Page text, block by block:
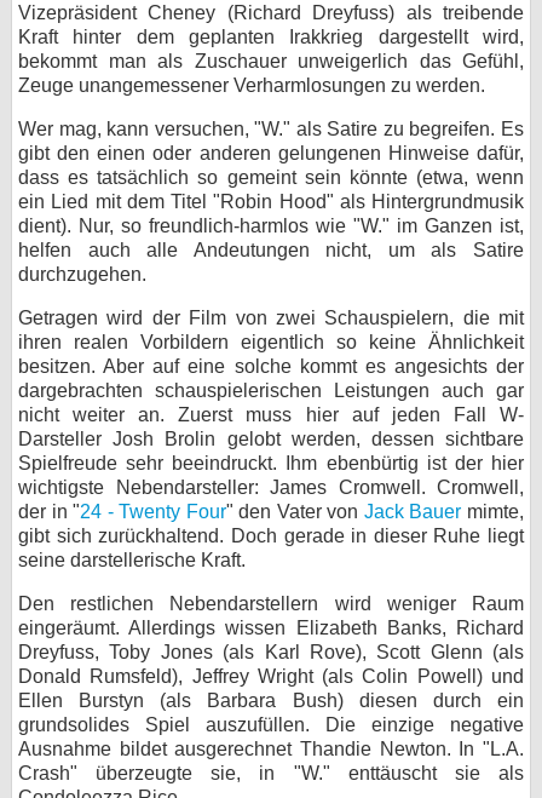
Vizepräsident Cheney (Richard Dreyfuss) als treibende
Kraft hinter dem geplanten Irakkrieg dargestellt wird,
bekommt man als Zuschauer unweigerlich das Gefühl,
Zeuge unangemessener Verharmlosungen zu werden.
Wer mag, kann versuchen, "W." als Satire zu begreifen. Es
gibt den einen oder anderen gelungenen Hinweise dafür,
dass es tatsächlich so gemeint sein könnte (etwa, wenn
ein Lied mit dem Titel "Robin Hood" als Hintergrundmusik
dient). Nur, so freundlich-harmlos wie "W." im Ganzen ist,
helfen auch alle Andeutungen nicht, um als Satire
durchzugehen.
Getragen wird der Film von zwei Schauspielern, die mit
ihren realen Vorbildern eigentlich so keine Ähnlichkeit
besitzen. Aber auf eine solche kommt es angesichts der
dargebrachten schauspielerischen Leistungen auch gar
nicht weiter an. Zuerst muss hier auf jeden Fall W-
Darsteller Josh Brolin gelobt werden, dessen sichtbare
Spielfreude sehr beeindruckt. Ihm ebenbürtig ist der hier
wichtigste Nebendarsteller: James Cromwell. Cromwell,
der in "24 - Twenty Four" den Vater von Jack Bauer mimte,
gibt sich zurückhaltend. Doch gerade in dieser Ruhe liegt
seine darstellerische Kraft.
Den restlichen Nebendarstellern wird weniger Raum
eingeräumt. Allerdings wissen Elizabeth Banks, Richard
Dreyfuss, Toby Jones (als Karl Rove), Scott Glenn (als
Donald Rumsfeld), Jeffrey Wright (als Colin Powell) und
Ellen Burstyn (als Barbara Bush) diesen durch ein
grundsolides Spiel auszufüllen. Die einzige negative
Ausnahme bildet ausgerechnet Thandie Newton. In "L.A.
Crash" überzeugte sie, in "W." enttäuscht sie als